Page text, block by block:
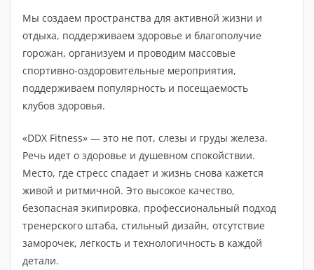
Мы создаем пространства для активной жизни и
отдыха, поддерживаем здоровье и благополучие
горожан, организуем и проводим массовые
спортивно-оздоровительные мероприятия,
поддерживаем популярность и посещаемость
клубов здоровья.
«DDX Fitness» — это не пот, слезы и груды железа.
Речь идет о здоровье и душевном спокойствии.
Место, где стресс спадает и жизнь снова кажется
живой и ритмичной. Это высокое качество,
безопасная экипировка, профессиональный подход
тренерского штаба, стильный дизайн, отсутствие
заморочек, легкость и технологичность в каждой
детали.